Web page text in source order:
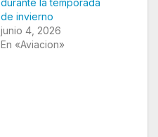
de invierno
junio 4, 2026
En «Aviacion»